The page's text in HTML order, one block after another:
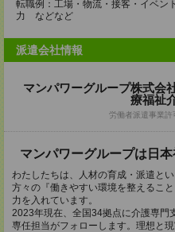
転職例：工場・物流・接客・イベン
力 などなど
派遣会社情報
マンパワーグループ株式
療福祉
労働者派遣事業
マンパワーグループは日
わたしたちは、人材の育成・派遣と
方々の『働きやすい環境を整えるこ
力を入れています。
2023年現在、全国34拠点に介護専門
専任担当がフォローします。理想と